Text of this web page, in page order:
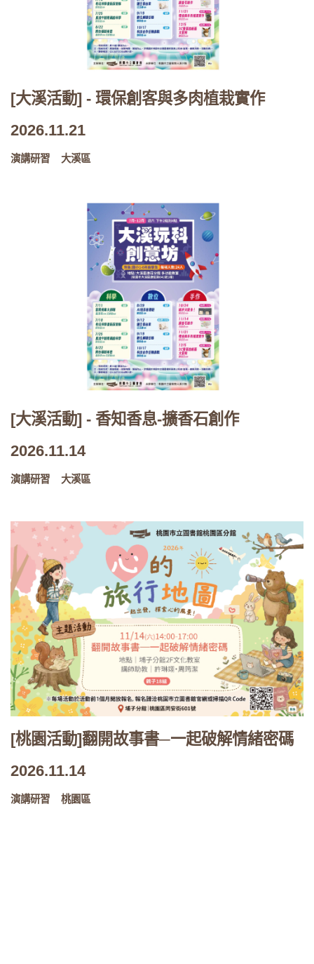
[大溪活動] - 環保創客與多肉植栽實作
2026.11.21
演講研習 大溪區
[大溪活動] - 香知香息-擴香石創作
2026.11.14
演講研習 大溪區
[桃園活動]翻開故事書─一起破解情緒密碼
2026.11.14
演講研習 桃園區